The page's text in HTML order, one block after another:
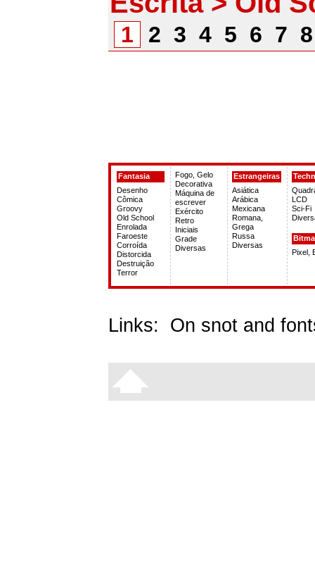
1 2 3 4 5 6 7
Fantasia
Desenho
Cômica
Groovy
Old School
Enrolada
Faroeste
Corroída
Distorcida
Destruição
Terror
Fogo, Gelo
Decorativa
Máquina de
escrever
Exército
Retro
Iniciais
Grade
Diversas
Estrangeiras
Asiática
Arábica
Mexicana
Romana,
Grega
Russa
Diversas
LCD
Sci-Fi
Pixel,
Links: On snot and